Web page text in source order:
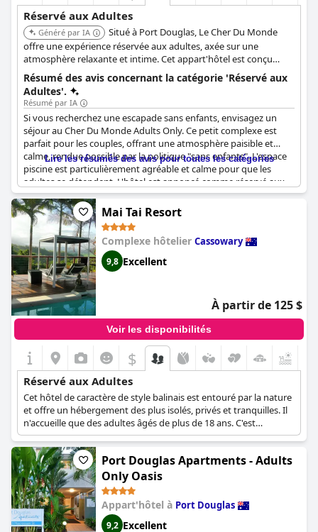
Réservé aux Adultes
Généré par IA
Situé à Port Douglas, Le Cher Du Monde
offre une expérience réservée aux adultes, axée sur une
atmosphère relaxante et intime. Cet appart'hôtel est conçu
pour les couples recherchant une évasion tranquille dans un
emplacement privilégié.
Résumé des avis concernant la catégorie 'Réservé aux
Adultes'.
Résumé par IA
Si vous recherchez une escapade sans enfants, envisagez un
séjour au Cher Du Monde Adults Only. Ce petit complexe est
parfait pour les couples, offrant une atmosphère paisible et
calme, rendue possible par la politique "sans enfants". L'espace
piscine est particulièrement agréable et calme pour que les
adultes se détendent. L'hôtel est annoncé comme réservé aux
adultes et les clients ont apprécié que la propriété soit adaptée
aux adultes, créant un environnement serein. Des couloirs à la
piscine, la paix et le calme en font un endroit agréable et propre
pour que deux adultes se détendent sur la rue principale. Dans
l'ensemble, être une propriété réservée aux adultes est un atout
majeur pour ceux qui recherchent la tranquillité.
Lire les résumés des avis pour toutes les catégories
Mai Tai Resort
Complexe hôtelier Cassowary
9,8 Excellent
À partir de 125 $
Voir les disponibilités
$
Réservé aux Adultes
Cet hôtel de caractère de style balinais est entouré par la nature
et offre un hébergement des plus isolés, privés et tranquilles. Il
n'accueille que des adultes âgés de plus de 18 ans. C'est
également un établissement accueillant pour les homosexuels,
qui propose des équipements pour les vêtements facultatifs
autour de la piscine. Grâce à son emplacement et à sa taille, cet
hôtel est la destination idéale pour des vacances relaxantes sans
l'anxiété et la pression de la vie quotidienne.
Port Douglas Apartments - Adults
Only Oasis
Appart'hôtel à Port Douglas
9,2 Excellent